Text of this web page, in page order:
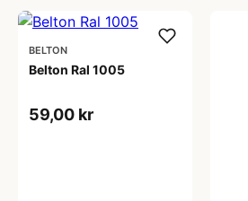
BELTON
Belton Ral 1005
59,00 kr